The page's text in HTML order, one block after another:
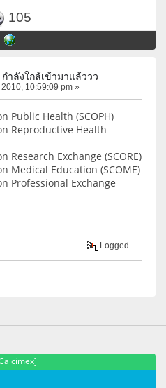
105
ำลังใกล้เข้ามาแล้ววว
10:59:09 pm »
Public Health (SCOPH)
Reproductive Health
Research Exchange (SCORE)
Medical Education (SCOME)
Professional Exchange
Logged